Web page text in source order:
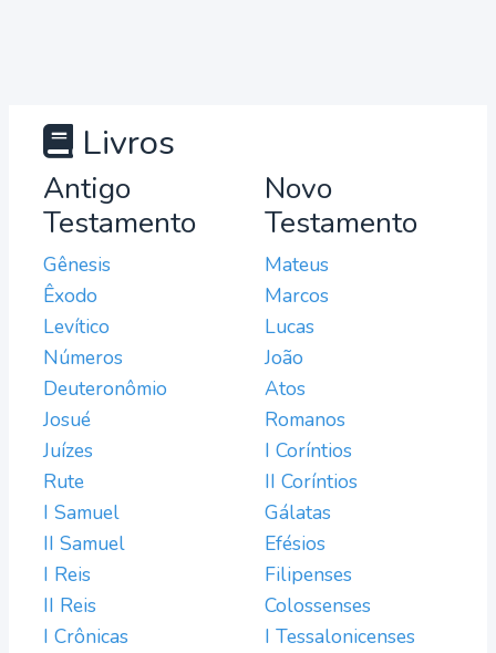
Livros
Antigo
Testamento
Gênesis
Êxodo
Levítico
Números
Deuteronômio
Josué
Juízes
Rute
I Samuel
II Samuel
I Reis
II Reis
I Crônicas
Novo
Testamento
Mateus
Marcos
Lucas
João
Atos
Romanos
I Coríntios
II Coríntios
Gálatas
Efésios
Filipenses
Colossenses
I Tessalonicenses